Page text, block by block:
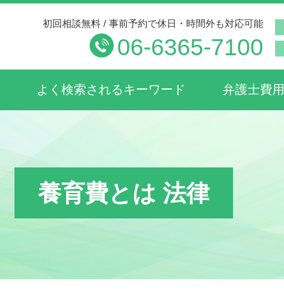
養育費とは 法律
初回相談無料 / 事前予約で休日・時間外も対応可能
06-6365-7100
よく検索されるキーワード 弁護士費用